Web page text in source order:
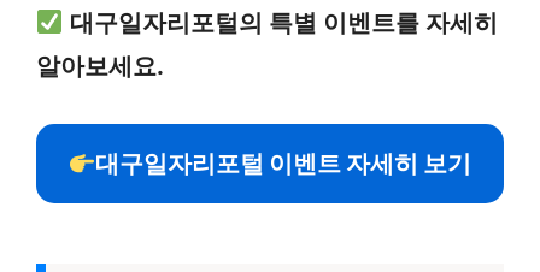
대구일자리포털의 특별 이벤트를 자세히
알아보세요.
대구일자리포털 이벤트 자세히 보기